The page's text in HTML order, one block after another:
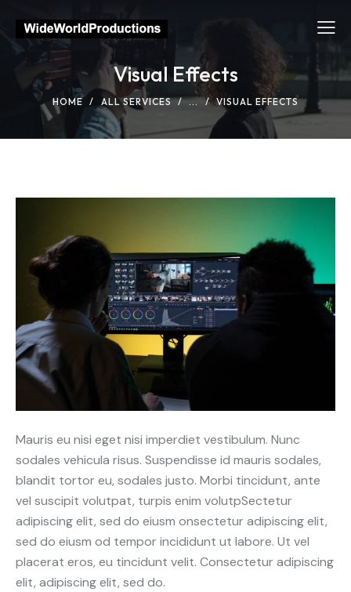
Visual Effects
HOME ALL SERVICES ... VISUAL EFFECTS
Mauris eu nisi eget nisi imperdiet vestibulum. Nunc
sodales vehicula risus. Suspendisse id mauris sodales,
blandit tortor eu, sodales justo. Morbi tincidunt, ante
vel suscipit volutpat, turpis enim volutpSectetur
adipiscing elit, sed do eiusm onsectetur adipiscing elit,
sed do eiusm od tempor incididunt ut labore. Ut vel
placerat eros, eu tincidunt velit. Consectetur adipiscing
elit, adipiscing elit, sed do.